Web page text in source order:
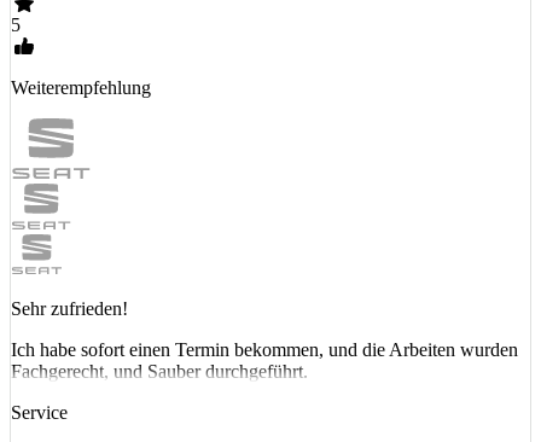
5
Weiterempfehlung
Sehr zufrieden!
Ich habe sofort einen Termin bekommen, und die Arbeiten wurden
Fachgerecht, und Sauber durchgeführt.
Service